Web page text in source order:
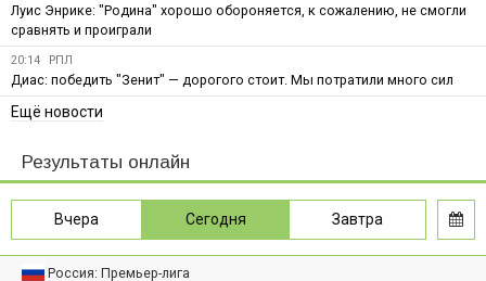
Луис Энрике: "Родина" хорошо обороняется, к сожалению, не смогли
сравнять и проиграли
20:14 РПЛ
Диас: победить "Зенит" — дорогого стоит. Мы потратили много сил
Ещё новости
Результаты онлайн
Вчера Сегодня Завтра
Россия: Премьер-лига